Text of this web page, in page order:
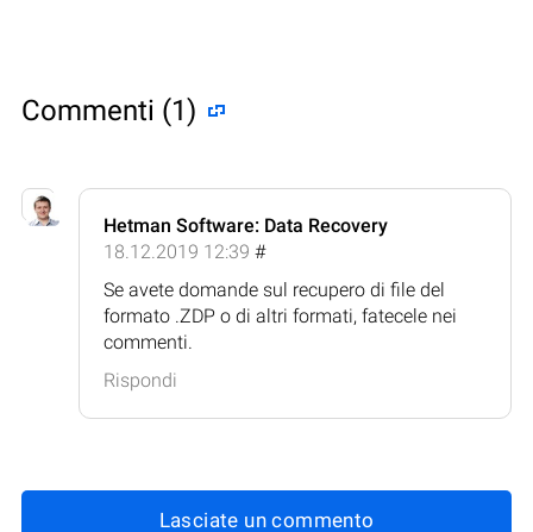
Commenti (1)
Hetman Software: Data Recovery
18.12.2019 12:39 #
Se avete domande sul recupero di file del
formato .ZDP o di altri formati, fatecele nei
commenti.
Rispondi
Lasciate un commento